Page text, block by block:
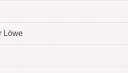
Löwe